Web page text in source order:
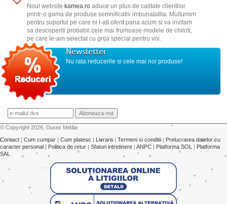
Noul website kamea.roaduce un plus de calitate clientilor
printr-o gama de produse semnificativ imbunatatita. Multumim
pentru suportul pe care ni l-ati oferit pana acum si va invitam
sa descoperiti probabil cele mai frumoase modele de chiloti,
pe care le-am selectat cu grija special pentru voi.
Newsletter
Nu rata reducerile si cele mai noi produse!
© Copyright 2026, Duras Media
Contact | Cum cumpar | Cum platesc | Livrare | Termeni si conditii | Prelucrarea datelor cu
caracter personal | Politica de retur | Sfaturi intretinere | ANPC | Platforma SOL | Platforma
SAL